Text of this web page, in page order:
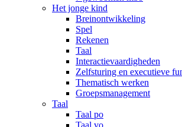
Het jonge kind
Breinontwikkeling
Spel
Rekenen
Taal
Interactievaardigheden
Zelfsturing en executieve
Thematisch werken
Groepsmanagement
Taal
Taal po
Taal vo